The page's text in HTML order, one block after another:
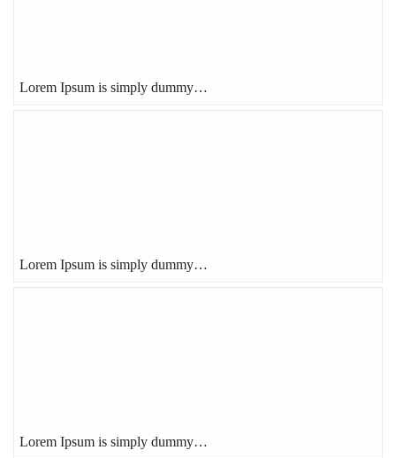
Lorem Ipsum is simply dummy…
Lorem Ipsum is simply dummy…
Lorem Ipsum is simply dummy…